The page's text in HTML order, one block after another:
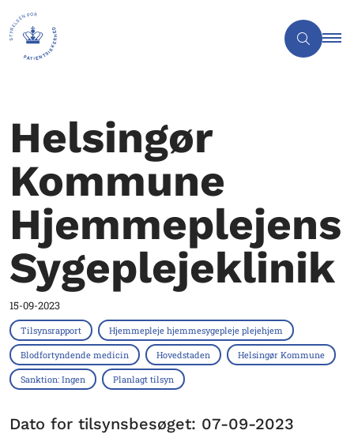
Helsingør
Kommune
Hjemmeplejens
Sygeplejeklinik
15-09-2023
Tilsynsrapport Hjemmepleje hjemmesygepleje plejehjem
Blodfortyndende medicin Hovedstaden Helsingør Kommune
Sanktion: Ingen Planlagt tilsyn
Dato for tilsynsbesøget: 07-09-2023